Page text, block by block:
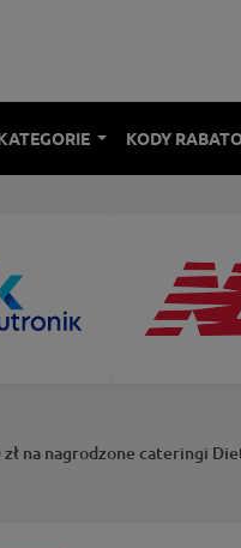
KODY
zł na nagrodzone cateringi